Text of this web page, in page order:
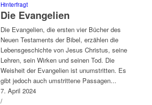
Hinterfragt
Die Evangelien
Die Evangelien, die ersten vier Bücher des
Neuen Testaments der Bibel, erzählen die
Lebensgeschichte von Jesus Christus, seine
Lehren, sein Wirken und seinen Tod. Die
Weisheit der Evangelien ist unumstritten. Es
gibt jedoch auch umstrittene Passagen...
7. April 2024
/